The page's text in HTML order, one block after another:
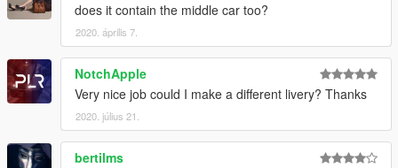
does it contain the middle car too?
2020. április 7.
NotchApple
Very nice job could I make a different livery? Thanks
2020. július 21.
bertilms